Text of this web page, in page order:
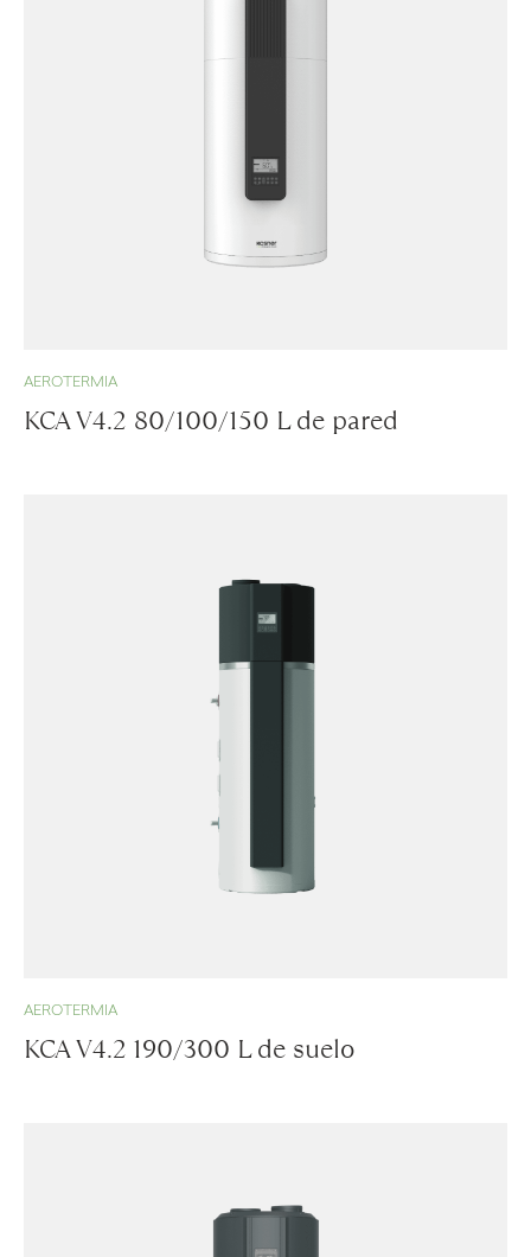
AEROTERMIA
KCA V4.2 80/100/150 L de pared
AEROTERMIA
KCA V4.2 190/300 L de suelo